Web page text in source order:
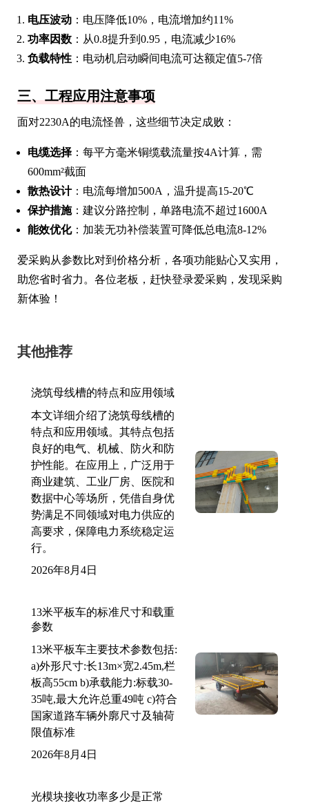
电压波动 ：电压降低10%，电流增加约11%
功率因数 ：从0.8提升到0.95，电流减少16%
负载特性 ：电动机启动瞬间电流可达额定值5-7倍
三、工程应用注意事项
面对2230A的电流怪兽，这些细节决定成败：
电缆选择 ：每平方毫米铜缆载流量按4A计算，需
600mm²截面
散热设计：电流每增加500A，温升提高15-20℃
保护措施：建议分路控制，单路电流不超过1600A
能效优化：加装无功补偿装置可降低总电流8-12%
爱采购从参数比对到价格分析，各项功能贴心又实用，
助您省时省力。各位老板，赶快登录爱采购，发现采购
新体验！
其他推荐
浇筑母线槽的特点和应用领域
本文详细介绍了浇筑母线槽的
特点和应用领域。其特点包括
良好的电气、机械、防火和防
护性能。在应用上，广泛用于
商业建筑、工业厂房、医院和
数据中心等场所，凭借自身优
势满足不同领域对电力供应的
高要求，保障电力系统稳定运
行。
2026年8月4日
13米平板车的标准尺寸和载重
参数
13米平板车主要技术参数包括:
a)外形尺寸:长13m×宽2.45m,栏
板高55cm b)承载能力:标载30-
35吨,最大允许总重49吨 c)符合
国家道路车辆外廓尺寸及轴荷
限值标准
2026年8月4日
光模块接收功率多少是正常